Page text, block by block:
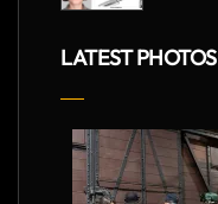
LATEST PHOTOS